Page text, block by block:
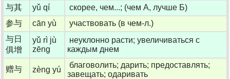
与其 yǔ qí
скорее, чем...; (чем А, лучше Б)
参与
cān yù
участвовать (в чем-л.)
与日
俱增
yǔ rì jù
zēng
неуклонно расти; увеличиваться с
каждым днем
赠与 zèng yú
благоволить; дарить; предоставлять;
завещать; одаривать